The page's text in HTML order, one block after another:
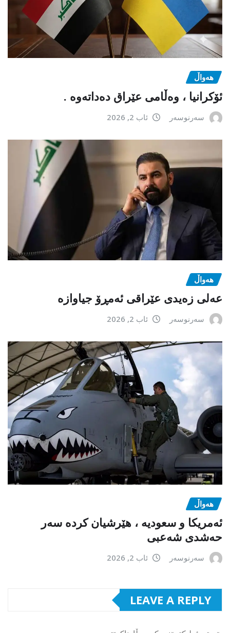
هەواڵ
ئۆکرانیا ، وەڵامی عێراق دەداتەوە .
سەرنوسەر ئاب 2, 2026
هەواڵ
عەلی زەیدی عێراقی ئەمڕۆ جیاوازە
سەرنوسەر ئاب 2, 2026
هەواڵ
ئەمریکا و سعودیە ، هێرشیان کردە سەر
حەشدی شەعبی
سەرنوسەر ئاب 2, 2026
LEAVE A REPLY